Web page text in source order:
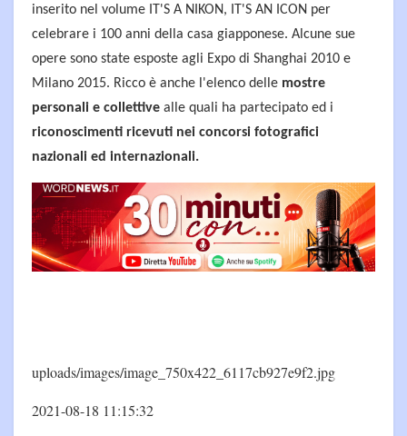
inserito nel volume IT'S A NIKON, IT'S AN ICON per
celebrare i 100 anni della casa giapponese. Alcune sue
opere sono state esposte agli Expo di Shanghai 2010 e
Milano 2015. Ricco è anche l'elenco delle mostre
personali e collettive alle quali ha partecipato ed i
riconoscimenti ricevuti nei concorsi fotografici
nazionali ed internazionali.
uploads/images/image_750x422_6117cb927e9f2.jpg
2021-08-18 11:15:32